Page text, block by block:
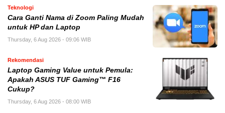
Teknologi
Cara Ganti Nama di Zoom Paling Mudah
untuk HP dan Laptop
Thursday, 6 Aug 2026 - 09:06 WIB
Rekomendasi
Laptop Gaming Value untuk Pemula:
Apakah ASUS TUF Gaming™ F16
Cukup?
Thursday, 6 Aug 2026 - 08:00 WIB